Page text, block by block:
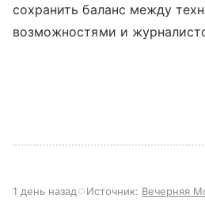
сохранить баланс между
возможностями и
1 день назад Источник: Вечерняя